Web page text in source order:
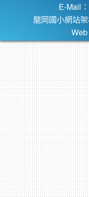
E-Mail：
龍岡國小網站